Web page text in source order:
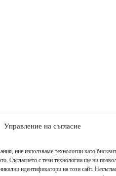
Управление на съгласие
ние използваме технологии като
Съгласието с тези технологии ще ни
идентификатори на този сайт.